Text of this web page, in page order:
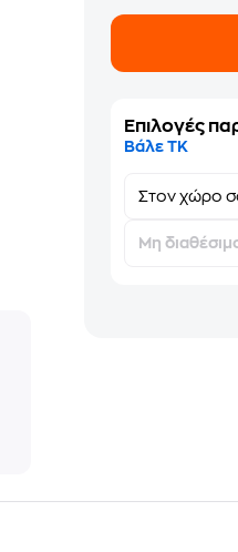
Επιλογές
Βάλε ΤΚ
Στονχώρο
Μη